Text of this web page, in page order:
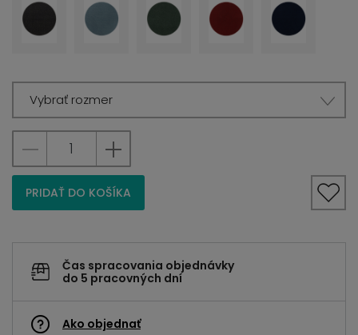
Vybrať rozmer
PRIDAŤ DO KOŠÍKA
Čas spracovania objednávky
do 5 pracovných dní
Ako objednať